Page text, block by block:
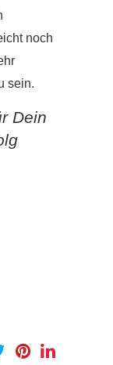
noch
sein.
Dein